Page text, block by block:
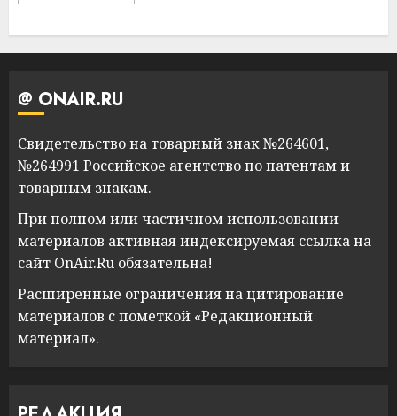
@ ONAIR.RU
Свидетельство на товарный знак №264601,
№264991 Российское агентство по патентам и
товарным знакам.
При полном или частичном использовании
материалов активная индексируемая ссылка на
сайт OnAir.Ru обязательна!
Расширенные ограниченияна цитирование
материалов с пометкой «Редакционный
материал».